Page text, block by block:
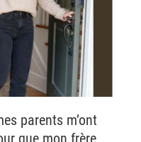
parents m’ont
que mon frère